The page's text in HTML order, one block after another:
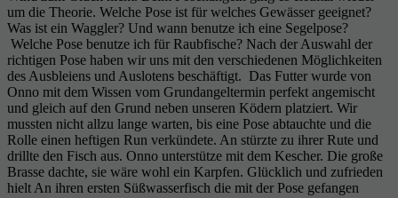
um die Theorie. Welche Pose ist für welches Gewässer geeignet?
Was ist ein Waggler? Und wann benutze ich eine Segelpose?
Welche Pose benutze ich für Raubfische? Nach der Auswahl der
richtigen Pose haben wir uns mit den verschiedenen Möglichkeiten
des Ausbleiens und Auslotens beschäftigt. Das Futter wurde von
Onno mit dem Wissen vom Grundangeltermin perfekt angemischt
und gleich auf den Grund neben unseren Ködern platziert. Wir
mussten nicht allzu lange warten, bis eine Pose abtauchte und die
Rolle einen heftigen Run verkündete. An stürzte zu ihrer Rute und
drillte den Fisch aus. Onno unterstütze mit dem Kescher. Die große
Brasse dachte, sie wäre wohl ein Karpfen. Glücklich und zufrieden
hielt An ihren ersten Süßwasserfisch die mit der Pose gefangen